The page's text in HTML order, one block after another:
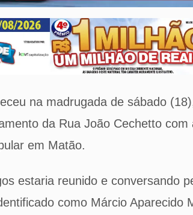
na madrugada de sábado
da Rua João Cechetto
em Matão.
estaria reunido e conversando
como Márcio Aparecido